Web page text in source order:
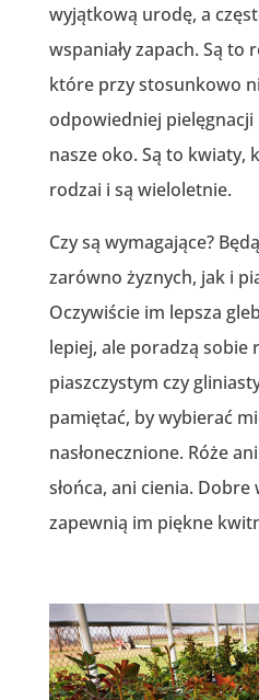
wyjątkową urodę, a
wspaniały zapach. Są to
które przy stosunkowo
odpowiedniej pielęgnacji
nasze oko. Są to kwiaty,
rodzai i są wieloletnie.
Czy są wymagające?
zarówno żyznych, jak i
Oczywiście im lepsza
lepiej, ale poradzą sobie
piaszczystym czy
pamiętać, by wybierać
nasłonecznione. Róże
słońca, ani cienia. Dobre
zapewnią im piękne